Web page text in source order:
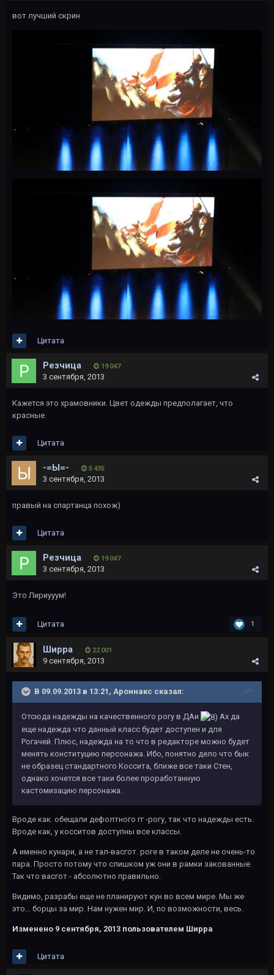
вот лучший скрин
Цитата
Резчица 19 047
3 сентября, 2013
Кажется это храмовники. Цвет одежды предполагает, что
красные.
Цитата
-=Ы=- 5 435
3 сентября, 2013
правый на спартанца похож)
Цитата
Резчица 19 047
3 сентября, 2013
Это Лириууум!
1
Цитата
Ширра 22 001
9 сентября, 2013
В 09.09.2013 в 13:21, Ароннакс сказал:
Отсюда надежды на качественного рогу в ДАи
Ах да
еще надежда что данный класс будет доступен и для
Рогачей. Плюс, надежда на то что в редакторе можно будет
менять конституцию персонажа. Ибо, понятно дело что бык
не образец стандартного Коссита, ближе все таки Стен,
однако хочется все таки более проработанную
кастомизацию персонажа.
Вроде как. обещали дефолтного гг -рогу, так что надежды есть.
Вроде как, у косситов доступны все классы.
А именно кунари, а не тал-васгот. роге в таком деле не очень-то
пара. Просто потому что слишком уж они в рамки закованные.
Так что васгот - абсолютно правильно.
Видимо, разрабы еще не планируют кун во всем мире. Мы же
это... борцы за мир. Нам нужен мир. И, по возможности, весь.
Изменено 9 сентября, 2013 пользователем Ширра
Цитата